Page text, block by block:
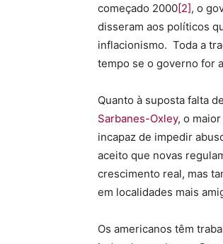
começado 2000[2], o
disseram aos políticos
inflacionismo. Toda a
tempo se o governo for
Quanto à suposta falta
Sarbanes-Oxley, o
incapaz de impedir
aceito que novas
crescimento real, mas
em localidades mais
Os americanos têm